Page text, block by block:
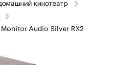
кинотеатр
Audio Silver RX2